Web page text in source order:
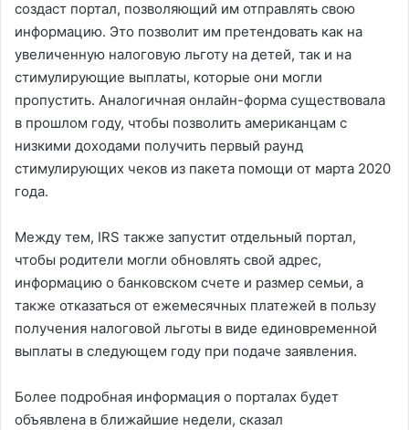
создаст портал, позволяющий им отправлять свою
информацию. Это позволит им претендовать как на
увеличенную налоговую льготу на детей, так и на
стимулирующие выплаты, которые они могли
пропустить. Аналогичная онлайн-форма существовала
в прошлом году, чтобы позволить американцам с
низкими доходами получить первый раунд
стимулирующих чеков из пакета помощи от марта 2020
года.
Между тем, IRS также запустит отдельный портал,
чтобы родители могли обновлять свой адрес,
информацию о банковском счете и размер семьи, а
также отказаться от ежемесячных платежей в пользу
получения налоговой льготы в виде единовременной
выплаты в следующем году при подаче заявления.
Более подробная информация о порталах будет
объявлена ​​в ближайшие недели, сказал